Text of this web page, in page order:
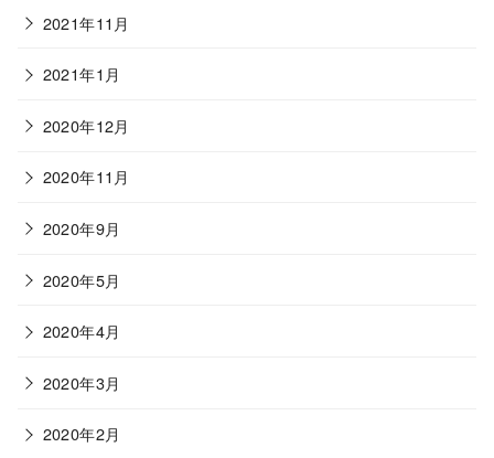
2021年11月
2021年1月
2020年12月
2020年11月
2020年9月
2020年5月
2020年4月
2020年3月
2020年2月